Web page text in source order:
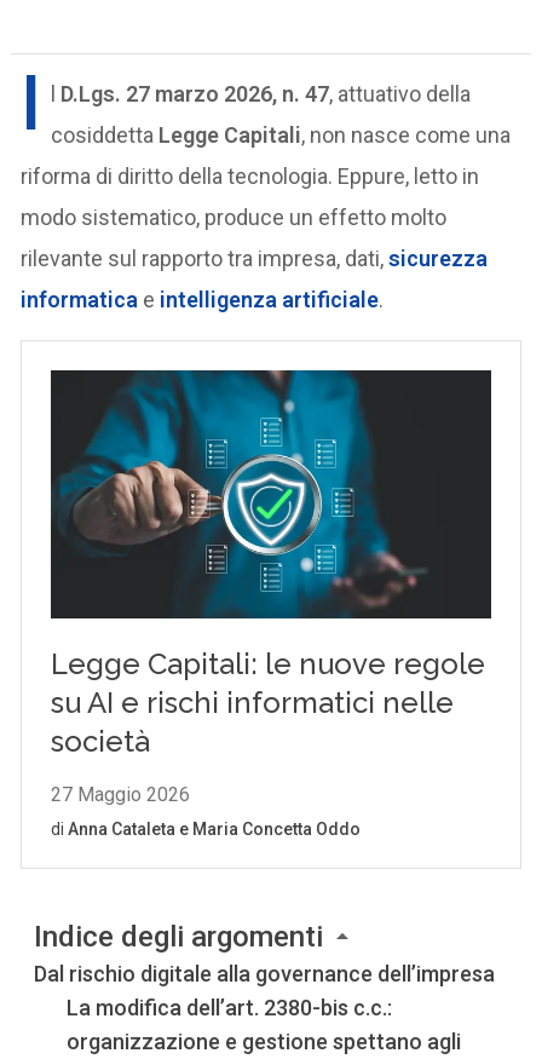
I l D.Lgs. 27 marzo 2026, n. 47, attuativo della
cosiddetta Legge Capitali, non nasce come una
riforma di diritto della tecnologia. Eppure, letto in
modo sistematico, produce un effetto molto
rilevante sul rapporto tra impresa, dati,sicurezza
informatica e intelligenza artificiale.
Indice degli argomenti
Dal rischio digitale alla governance dell’impresa
La modifica dell’art. 2380-bis c.c.:
organizzazione e gestione spettano agli